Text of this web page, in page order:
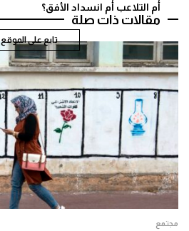
أم التلاعب أم انسداد الأفق؟
تابع على الموقع
مقالات ذات صلة
مجتمع